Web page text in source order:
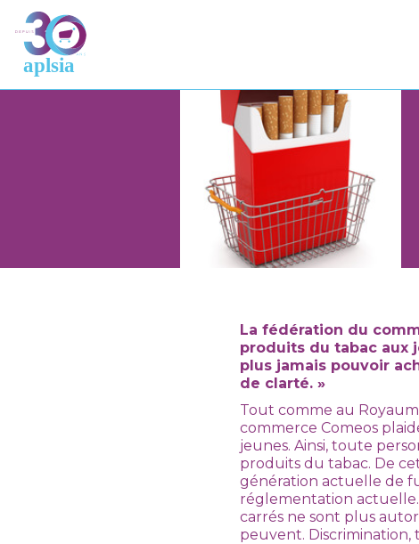
La fédération du
produits du tabac aux
plus jamais pouvoir
de clarté. »
Tout comme au
commerce Comeos
jeunes. Ainsi, toute
produits du tabac. De
génération actuelle de
réglementation actuelle.
carrés ne sont plus
peuvent.